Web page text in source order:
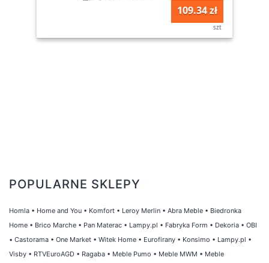
109.34 zł
szt
POPULARNE SKLEPY
Homla • Home and You • Komfort • Leroy Merlin • Abra Meble • Biedronka
Home • Brico Marche • Pan Materac • Lampy.pl • Fabryka Form • Dekoria • OBI
• Castorama • One Market • Witek Home • Eurofirany • Konsimo • Lampy.pl •
Visby • RTVEuroAGD • Ragaba • Meble Pumo • Meble MWM • Meble